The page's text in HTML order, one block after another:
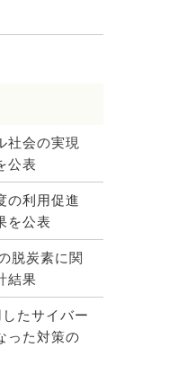
社会の実現
公表
の利用促進
を公表
脱炭素に関
結果
たサイバー
った対策の